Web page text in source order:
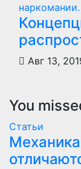
Авг 13,
You
Статьи